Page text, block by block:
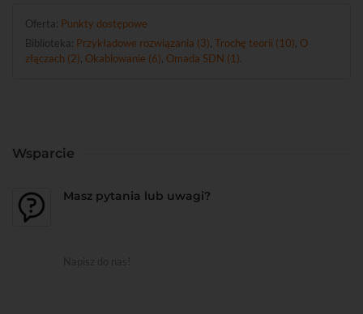
Oferta: Punkty dostępowe
Biblioteka: Przykładowe rozwiązania (3) Trochę teorii (10) O
złączach (2) Okablowanie (6) Omada SDN (1)
Wsparcie
Masz pytania lub uwagi?